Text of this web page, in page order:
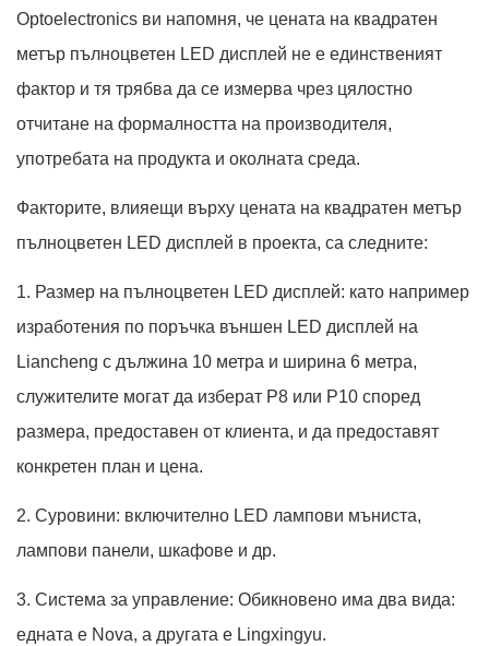
Optoelectronics ви напомня, че цената на квадратен
метър пълноцветен LED дисплей не е единственият
фактор и тя трябва да се измерва чрез цялостно
отчитане на формалността на производителя,
употребата на продукта и околната среда.
Факторите, влияещи върху цената на квадратен метър
пълноцветен LED дисплей в проекта, са следните:
1. Размер на пълноцветен LED дисплей: като например
изработения по поръчка външен LED дисплей на
Liancheng с дължина 10 метра и ширина 6 метра,
служителите могат да изберат P8 или P10 според
размера, предоставен от клиента, и да предоставят
конкретен план и цена.
2. Суровини: включително LED лампови мъниста,
лампови панели, шкафове и др.
3. Система за управление: Обикновено има два вида:
едната е Nova, а другата е Lingxingyu.